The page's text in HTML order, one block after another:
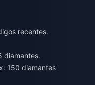
recentes.
diamantes.
150 diamantes